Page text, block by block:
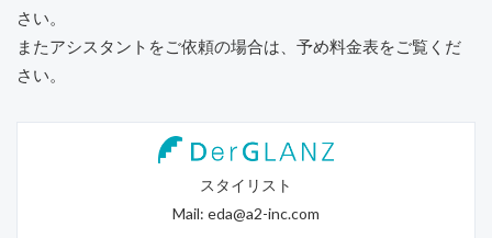
さい。
またアシスタントをご依頼の場合は、予め料金表をご覧くだ
さい。
スタイリスト
Mail: eda@a2-inc.com